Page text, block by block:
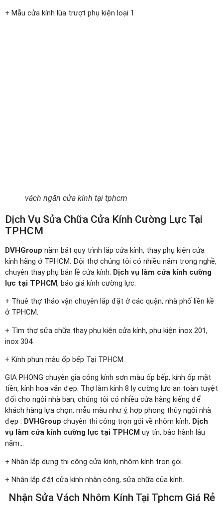
+ Mẫu cửa kính lùa trượt phụ kiện loại 1
vách ngăn cửa kính tại tphcm
Dịch Vụ Sửa Chữa Cửa Kính Cường Lực Tại
TPHCM
DVHGroup nắm bắt quy trình lắp cửa kính, thay phụ kiện cửa
kính hãng ở TPHCM. Đội thợ chúng tôi có nhiều năm trong nghề,
chuyên thay phụ bản lề cửa kính. Dịch vụ làm cửa kính cường
lực tại TPHCM, báo giá kính cường lực.
+ Thuê thợ tháo vận chuyên lắp đặt ở các quận, nhà phố liền kề
ở TPHCM.
+ Tìm thợ sửa chữa thay phụ kiện cửa kính, phụ kiện inox 201,
inox 304.
+ Kính phun màu ốp bếp Tại TPHCM
GIA PHONG chuyên gia công kính sơn màu ốp bếp, kính ốp mặt
tiền, kính hoa văn đẹp. Thợ làm kính 8 ly cường lực an toàn tuyệt
đối cho ngôi nhà bạn, chúng tôi có nhiều cửa hàng kiếng để
khách hàng lựa chọn, mẫu màu như ý, hợp phong thủy ngôi nhà
đẹp . DVHGroup chuyên thi công trọn gói về nhôm kính. Dịch
vụ làm cửa kính cường lực tại TPHCM uy tín, bảo hành lâu
năm…
+ Nhận lắp dựng thi công cửa kính, nhôm kính trọn gói.
+ Nhận lắp đặt cửa kính nhân công, sửa chữa của kính.
Nhận Sửa Vách Nhôm Kính Tại Tphcm Giá Rẻ